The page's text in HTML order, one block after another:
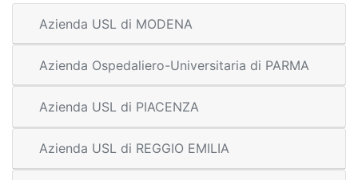
Azienda USL di MODENA
Azienda Ospedaliero-Universitaria di PARMA
Azienda USL di PIACENZA
Azienda USL di REGGIO EMILIA